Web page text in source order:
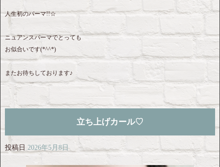
人生初のパーマ!!☆
ニュアンスパーマでとっても
お似合いです(*^^*)
またお待ちしております♪
立ち上げカール♡
投稿日 2026年5月8日